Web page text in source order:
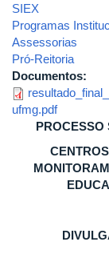
SIEX
Programas
Assessorias
Pró-Reitoria
Documentos:
ufmg.pdf
PROCESSO